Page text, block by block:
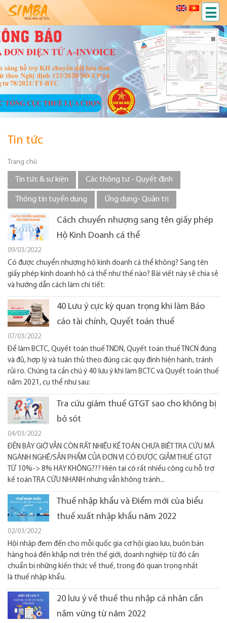
Tin tức
Trang chủ
Tin tức & sự kiện Các thông tư - Quyết định
Thông tin tuyển dụng Ứng dụng- Quản trị
Cách chuyển nhượng sang tên giấy phép
Hộ Kinh Doanh cá thể
09/03/2022
Có được chuyển nhượng hộ kinh doanh cá thể không? Sang tên
giấy phép kinh doanh hộ cá thể như thế nào? Bài viết này sẽ chia sẻ
và hướng dẫn cách làm chi tiết:
40 Lưu ý cực kỳ quan trọng khi làm Báo
cáo tài chính, Quyết toán thuế
07/03/2022
Để làm BCTC, Quyết toán thuế TNDN, Quyết toán thuế TNCN đúng
và đủ, hợp lý và tuân thủ theo đúng các quy định hiện hành, tránh
rủi ro. Chúng ta cần chú ý 40 lưu ý khi làm BCTC và Quyết toán thuế
năm 2021, cụ thể như sau:
Tra cứu giảm thuế GTGT sao cho không bị
bỏ sót
04/03/2022
ĐẾN BÂY GIỜ VẪN CÒN RẤT NHIỀU KẾ TOÁN CHƯA BIẾT TRA CỨU MÃ
NGÀNH NGHỀ/SẢN PHẨM CỦA ĐƠN VỊ CÓ ĐƯỢC GIẢM THUẾ GTGT
TỪ 10%-> 8% HAY KHÔNG??? Hiện tại có rất nhiều công cụ hỗ trợ
kế toán TRA CỨU NHANH nhưng vẫn không tránh...
Thuế nhập khẩu và Điểm mới của biểu
thuế xuất nhập khẩu năm 2022
02/03/2022
Hội nhập đem đến cho mỗi quốc gia cơ hội giao lưu, buôn bán
hàng hoá đến khắp nơi trên thế giới, doanh nghiệp từ đó cần
chuẩn bị những kiến thức về thuế, trong đó quan trọng nhất
là thuế nhập khẩu.
20 lưu ý về thuế thu nhập cá nhân cần
nắm vững từ năm 2022